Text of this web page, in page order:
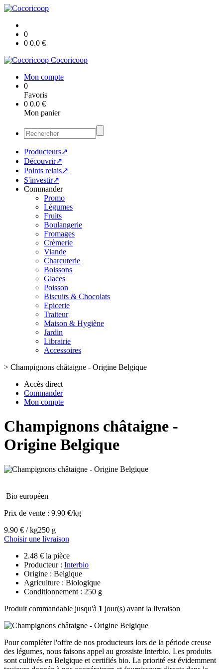
0
0 0.0 €
Cocoricoop
Mon compte
0
Favoris
0 0.0 €
Mon panier
Producteurs↗
Découvrir↗
Points relais↗
S'investir↗
Commander
Promo
Légumes
Fruits
Boulangerie
Fromages
Crèmerie
Viande
Charcuterie
Boissons
Glaces
Poisson
Biscuits & Chocolats
Epicerie
Traiteur
Maison & Hygiène
Jardin
Librairie
Accessoires
> Champignons châtaigne - Origine Belgique
Accès direct
Commander
Mon compte
Champignons châtaigne -
Origine Belgique
Bio européen
Prix de vente : 9.90 €/kg
9.90 € / kg250 g
Choisir une livraison
2.48 € la pièce
Producteur : Interbio
Origine : Belgique
Agriculture : Biologique
Conditionnement : 250 g
Produit commandable jusqu'à 1 jour(s) avant la livraison
Pour compléter l'offre de nos producteurs lors de la période creuse
des légumes, nous faisons appel au grossiste Interbio. Les produits
sont cultivés en Belgique et certifiés bio. La priorité est évidemment